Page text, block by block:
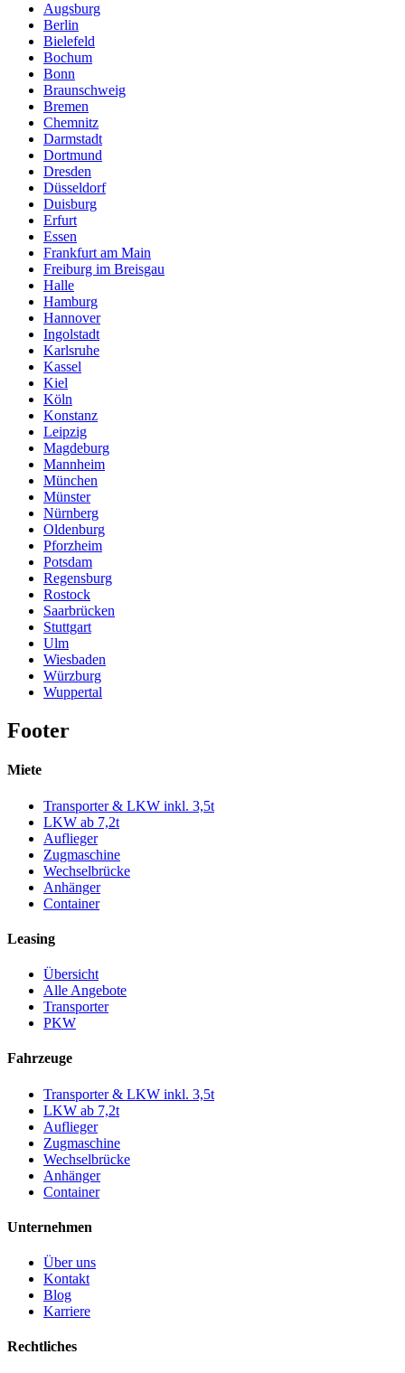
Augsburg
Berlin
Bielefeld
Bochum
Bonn
Braunschweig
Bremen
Chemnitz
Darmstadt
Dortmund
Dresden
Düsseldorf
Duisburg
Erfurt
Essen
Frankfurt am Main
Freiburg im Breisgau
Halle
Hamburg
Hannover
Ingolstadt
Karlsruhe
Kassel
Kiel
Köln
Konstanz
Leipzig
Magdeburg
Mannheim
München
Münster
Nürnberg
Oldenburg
Pforzheim
Potsdam
Regensburg
Rostock
Saarbrücken
Stuttgart
Ulm
Wiesbaden
Würzburg
Wuppertal
Footer
Miete
Transporter & LKW inkl. 3,5t
LKW ab 7,2t
Auflieger
Zugmaschine
Wechselbrücke
Anhänger
Container
Leasing
Übersicht
Alle Angebote
Transporter
PKW
Fahrzeuge
Transporter & LKW inkl. 3,5t
LKW ab 7,2t
Auflieger
Zugmaschine
Wechselbrücke
Anhänger
Container
Unternehmen
Über uns
Kontakt
Blog
Karriere
Rechtliches